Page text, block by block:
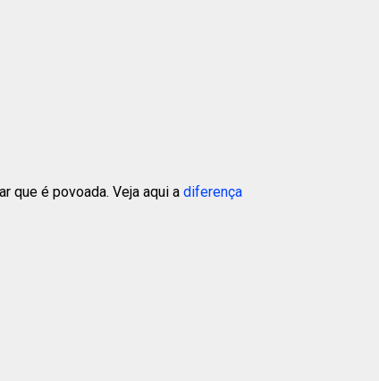
que é povoada. Veja aqui a diferença